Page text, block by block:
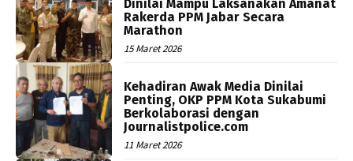
Dinilai Mampu Laksanakan Amanat
Rakerda PPM Jabar Secara
Marathon
15 Maret 2026
Kehadiran Awak Media Dinilai
Penting, OKP PPM Kota Sukabumi
Berkolaborasi dengan
Journalistpolice.com
11 Maret 2026